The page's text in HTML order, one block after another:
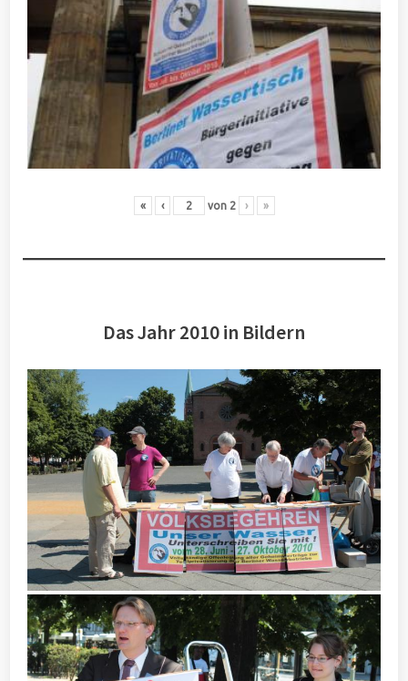
« ‹ von 2 › »
Das Jahr 2010 in Bildern